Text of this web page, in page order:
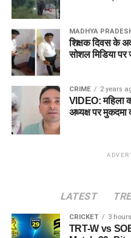
MADHYA
शिक्षक दिवस के
सोशल मिडिया पर
CRIME 2 years
VIDEO: महिला
अध्यक्ष पर मुकदमा
LATEST
CRICKET 3
TRT-W vs